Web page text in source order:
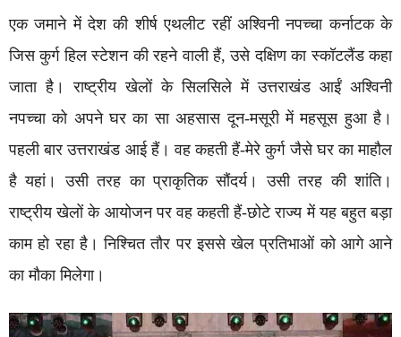
एक जमाने में देश की शीर्ष एथलीट रहीं अश्विनी नपच्चा कर्नाटक के
जिस कुर्ग हिल स्टेशन की रहने वाली हैं, उसे दक्षिण का स्कॉटलैंड कहा
जाता है। राष्ट्रीय खेलों के सिलसिले में उत्तराखंड आईं अश्विनी
नपच्चा को अपने घर का सा अहसास दून-मसूरी में महसूस हुआ है।
पहली बार उत्तराखंड आई हैं। वह कहती हैं-मेरे कुर्ग जैसे घर का माहौल
है यहां। उसी तरह का प्राकृतिक सौंदर्य। उसी तरह की शांति।
राष्ट्रीय खेलों के आयोजन पर वह कहती हैं-छोटे राज्य में यह बहुत बड़ा
काम हो रहा है। निश्चित तौर पर इससे खेल प्रतिभाओं को आगे आने
का मौका मिलेगा।